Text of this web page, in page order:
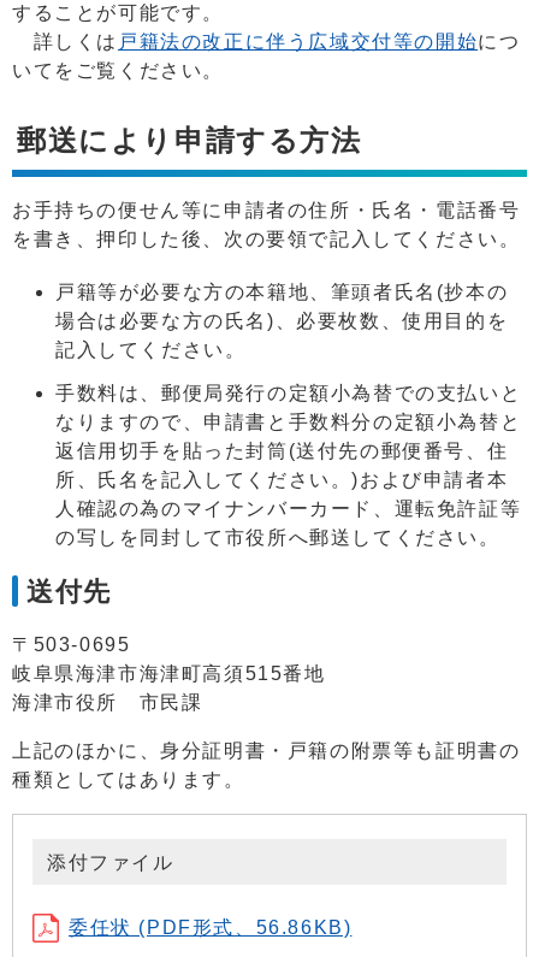
することが可能です。
詳しくは 戸籍法の改正に伴う広域交付等の開始につ
いてをご覧ください。
郵送により申請する方法
お手持ちの便せん等に申請者の住所・氏名・電話番号
を書き、押印した後、次の要領で記入してください。
戸籍等が必要な方の本籍地、筆頭者氏名(抄本の
場合は必要な方の氏名)、必要枚数、使用目的を
記入してください。
手数料は、郵便局発行の定額小為替での支払いと
なりますので、申請書と手数料分の定額小為替と
返信用切手を貼った封筒(送付先の郵便番号、住
所、氏名を記入してください。)および申請者本
人確認の為のマイナンバーカード、運転免許証等
の写しを同封して市役所へ郵送してください。
送付先
〒503-0695
岐阜県海津市海津町高須515番地
海津市役所 市民課
上記のほかに、身分証明書・戸籍の附票等も証明書の
種類としてはあります。
添付ファイル
委任状 (PDF形式、56.86KB)